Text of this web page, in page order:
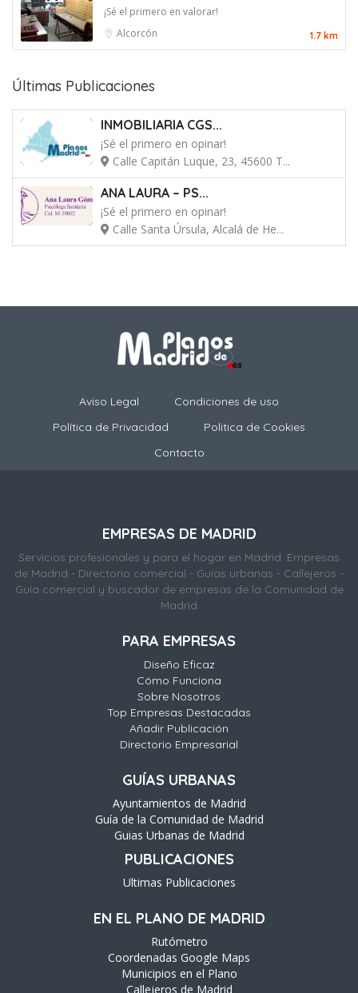
¡Sé el primero en valorar!
Alcorcón
1.7 km
Últimas Publicaciones
INMOBILIARIA CGS...
¡Sé el primero en opinar!
Calle Capitán Luque, 23, 45600 T...
ANA LAURA – PS...
¡Sé el primero en opinar!
Calle Santa Úrsula, Alcalá de He...
Aviso Legal
Condiciones de uso
Política de Privacidad
Politica de Cookies
Contacto
EMPRESAS DE MADRID
Servicios profesionales y para el hogar en Madrid. Empresas
de Madrid - Directorio comercial - Guías urbanas - Callejeros -
Guía comercial y buscador de empresas de la Comunidad de
Madrid
PARA EMPRESAS
Diseño Eficaz
Cómo Funciona
Sobre Nosotros
Top Empresas Destacadas
Añadir Publicación
Directorio Empresarial
GUÍAS URBANAS
Ayuntamientos de Madrid
Guía de la Comunidad de Madrid
Guias Urbanas de Madrid
PUBLICACIONES
Ultimas Publicaciones
EN EL PLANO DE MADRID
Rutómetro
Coordenadas Google Maps
Municipios en el Plano
Callejeros de Madrid